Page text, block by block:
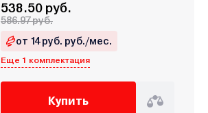
538.50 руб.
586.97 руб.
от 14 руб. руб./мес.
Еще 1 комплектация
Купить